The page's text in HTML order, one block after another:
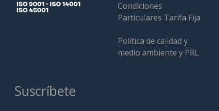
Condiciones
Particulares Tarifa Fija
Política de calidad y
medio ambiente y PRL
Suscríbete